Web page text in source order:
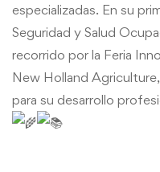
especializadas. En su
Seguridad y Salud
recorrido por la Feria
New Holland
para su desarrollo